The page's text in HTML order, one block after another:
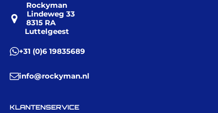
Rockyman
Lindeweg 33
8315 RA
Luttelgeest
+31 (0)6 19835689
info@rockyman.nl
KLANTENSERVICE